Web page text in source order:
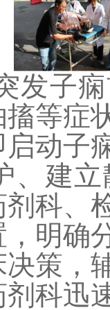
发子
等症
动子
、建
科、
明确
策，
科迅